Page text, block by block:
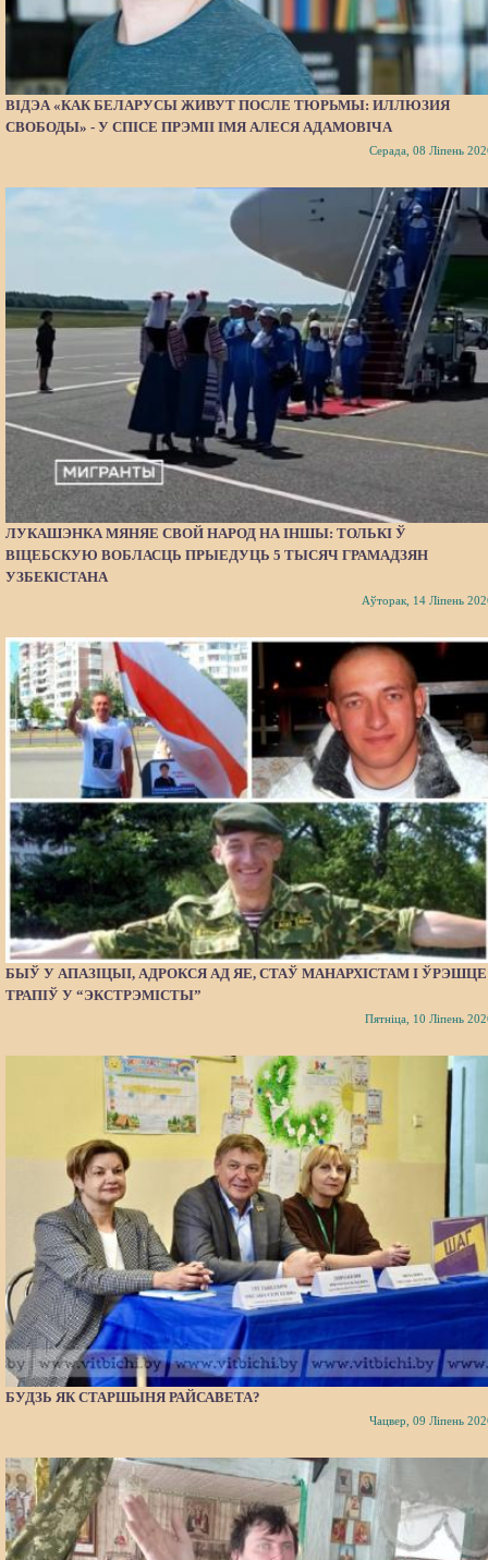
ВІДЭА «КАК БЕЛАРУСЫ ЖИВУТ ПОСЛЕ ТЮРЬМЫ: ИЛЛЮЗИЯ
СВОБОДЫ» - У СПІСЕ ПРЭМІІ ІМЯ АЛЕСЯ АДАМОВІЧА
Серада, 08 Ліпень
ЛУКАШЭНКА МЯНЯЕ СВОЙ НАРОД НА ІНШЫ: ТОЛЬКІ Ў
ВІЦЕБСКУЮ ВОБЛАСЦЬ ПРЫЕДУЦЬ 5 ТЫСЯЧ ГРАМАДЗЯН
УЗБЕКІСТАНА
Аўторак, 14 Ліпень
БЫЎ У АПАЗІЦЫІ, АДРОКСЯ АД ЯЕ, СТАЎ МАНАРХІСТАМ І ЎРЭШЦЕ
ТРАПІЎ У “ЭКСТРЭМІСТЫ”
Пятніца, 10 Ліпень
БУДЗЬ ЯК СТАРШЫНЯ РАЙСАВЕТА?
Чацвер, 09 Ліпень